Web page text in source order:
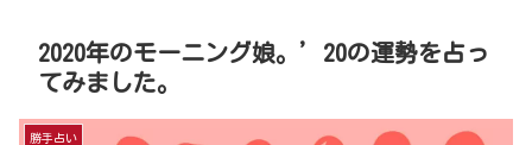
2020年のモーニング娘。’20の運勢を占っ
てみました。
勝手占い